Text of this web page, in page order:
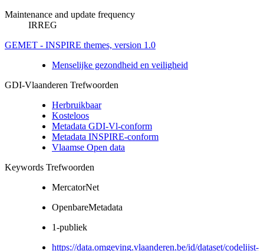
Maintenance and update frequency
IRREG
GEMET - INSPIRE themes, version 1.0
Menselijke gezondheid en veiligheid
GDI-Vlaanderen Trefwoorden
Herbruikbaar
Kosteloos
Metadata GDI-Vl-conform
Metadata INSPIRE-conform
Vlaamse Open data
Keywords Trefwoorden
MercatorNet
OpenbareMetadata
1-publiek
https://data.omgeving.vlaanderen.be/id/dataset/codelijst-